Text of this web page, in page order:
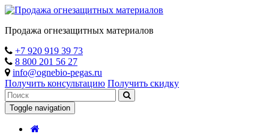
Продажа огнезащитных материалов
+7 920 919 39 73
8 800 201 56 27
info@ognebio-pegas.ru
Получить консультацию Получить скидку
Toggle navigation